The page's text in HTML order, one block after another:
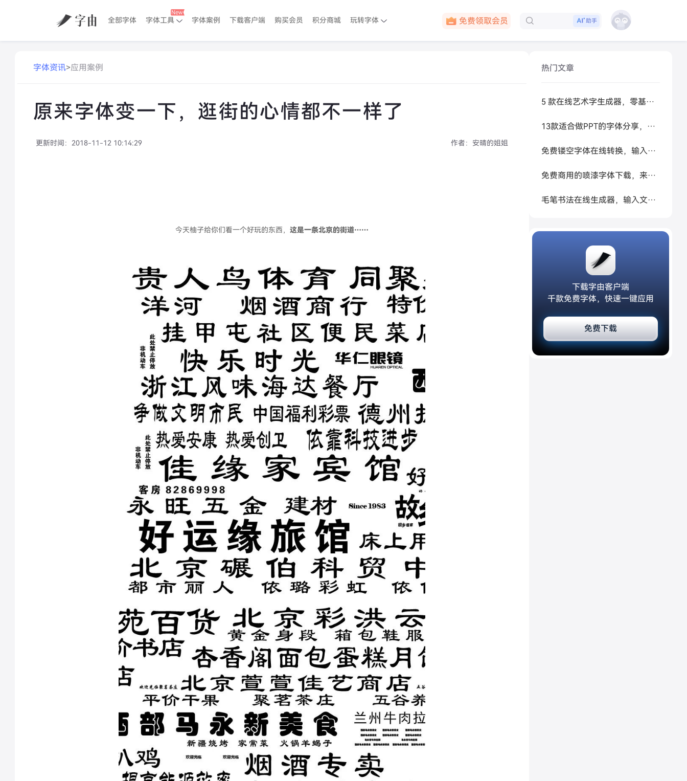
全部字体 字体工具 字体案例 下载客户端 购买会员 积分商城 玩转字体
下载客户端
助手
字体资讯>应用案例
原来字体变一下，逛街的心情都不一样了
更新时间： 2018-11-12 10:14:29 作者： 安晴的姐姐
今天柚子给你们看一个好玩的东西， 这是一条北京的街道……
热门文章
5 款在线艺术字生成器，零基础做高级感标题
13款适合做PPT的字体分享，让你的PPT更好看
免费镂空字体在线转换，输入文字秒生成可复制空心艺术字
免费商用的喷漆字体下载，来试试让 AI 帮你生成
毛笔书法在线生成器，输入文字秒变书法大家
下载字由客户端
千款免费字体，快速一键应用
免费下载